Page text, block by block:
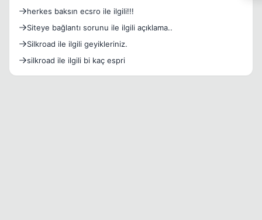
herkes baksın ecsro ile ilgili!!!
Siteye bağlantı sorunu ile ilgili açıklama..
Silkroad ile ilgili geyikleriniz.
silkroad ile ilgili bi kaç espri